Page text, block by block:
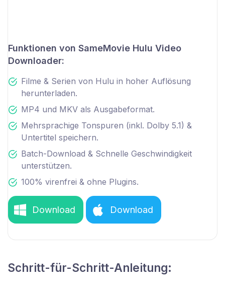
Funktionen von SameMovie Hulu Video
Downloader:
Filme & Serien von Hulu in hoher Auflösung
herunterladen.
MP4 und MKV als Ausgabeformat.
Mehrsprachige Tonspuren (inkl. Dolby 5.1) &
Untertitel speichern.
Batch-Download & Schnelle Geschwindigkeit
unterstützen.
100% virenfrei & ohne Plugins.
Download Download
Schritt-für-Schritt-Anleitung: